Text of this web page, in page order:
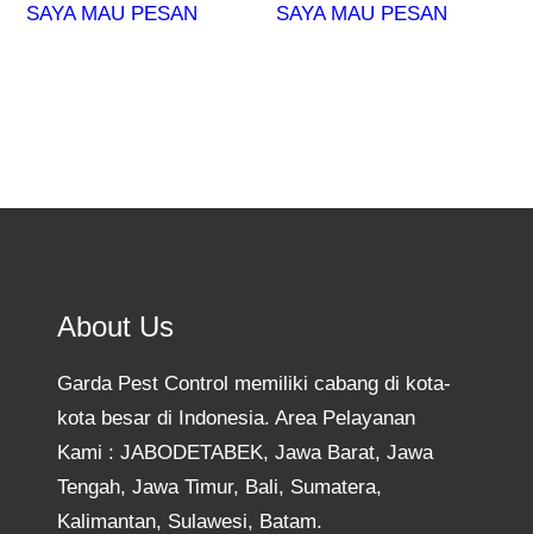
SAYA MAU PESAN SAYA MAU PESAN
About Us
Garda Pest Control memiliki cabang di kota-
kota besar di Indonesia. Area Pelayanan
Kami : JABODETABEK, Jawa Barat, Jawa
Tengah, Jawa Timur, Bali, Sumatera,
Kalimantan, Sulawesi, Batam.